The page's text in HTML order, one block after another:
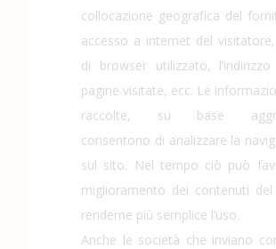
collocazione geografica del
accesso a internet del
di browser utilizzato,
pagine visitate, ecc. Le
raccolte, su base
consentono di analizzare la
sul sito. Nel tempo ciò può
miglioramento dei contenuti
renderne più semplice l’uso.
Anche le società che inviano